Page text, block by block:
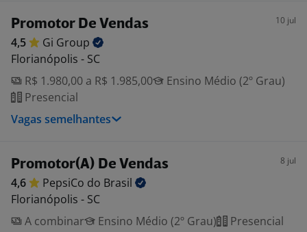
Promotor De Vendas 10 jul
4,5 Gi Group
Florianópolis - SC
R$ 1.980,00 a R$ 1.985,00
Ensino Médio (2º Grau)
Presencial
Vagas semelhantes
Promotor(A) De Vendas 8 jul
4,6 PepsiCo do Brasil
Florianópolis - SC
A combinar
Ensino Médio (2º Grau) Presencial